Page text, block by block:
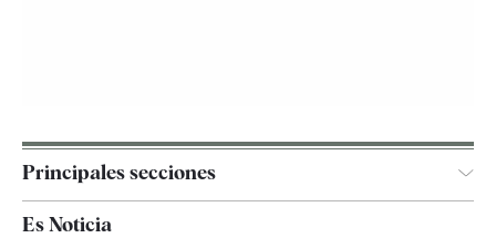
Principales secciones
España
Es Noticia